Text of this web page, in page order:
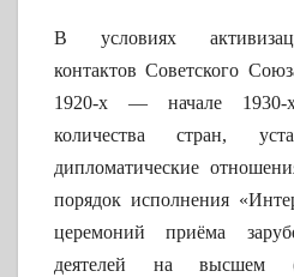
В условиях
контактов Советского
1920-х — начале 1930-
количества стран,
дипломатические
порядок исполнения
церемоний приёма
деятелей на высшем